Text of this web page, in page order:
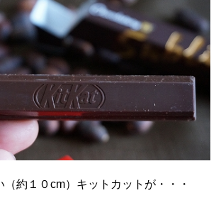
（約１０cm）キットカットが・・・